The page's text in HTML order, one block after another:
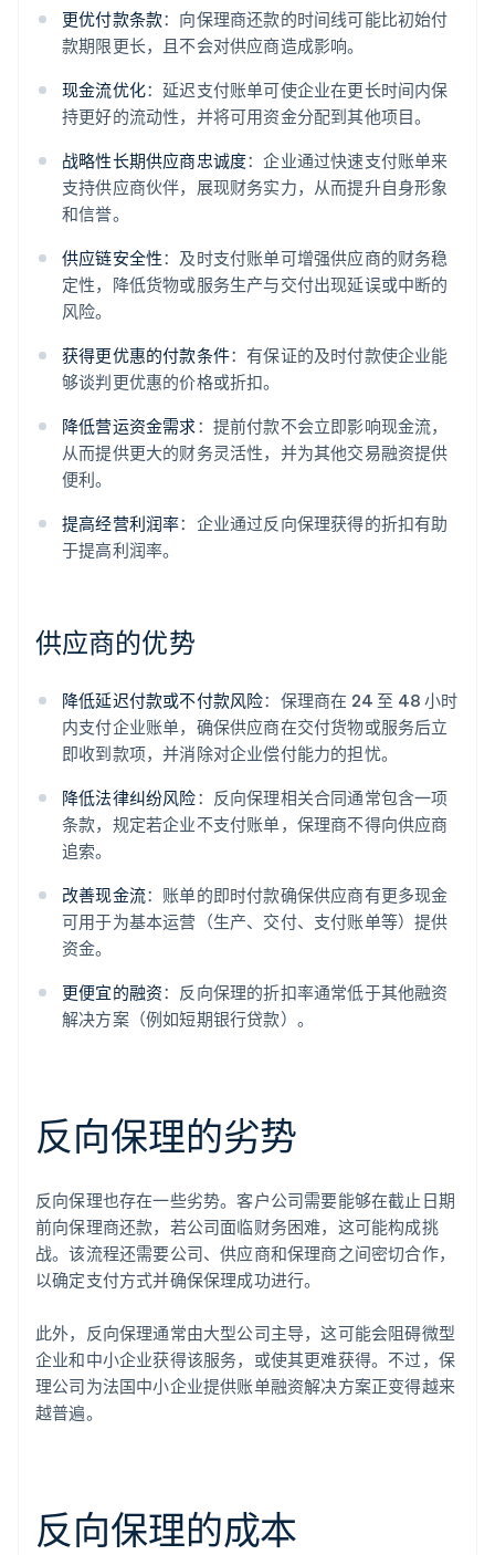
更优付款条款：向保理商还款的时间线可能比初始付
款期限更长，且不会对供应商造成影响。
现金流优化：延迟支付账单可使企业在更长时间内保
持更好的流动性，并将可用资金分配到其他项目。
战略性长期供应商忠诚度：企业通过快速支付账单来
支持供应商伙伴，展现财务实力，从而提升自身形象
和信誉。
供应链安全性：及时支付账单可增强供应商的财务稳
定性，降低货物或服务生产与交付出现延误或中断的
风险。
获得更优惠的付款条件：有保证的及时付款使企业能
够谈判更优惠的价格或折扣。
降低营运资金需求：提前付款不会立即影响现金流，
从而提供更大的财务灵活性，并为其他交易融资提供
便利。
提高经营利润率：企业通过反向保理获得的折扣有助
于提高利润率。
供应商的优势
降低延迟付款或不付款风险：保理商在 24 至 48 小时
内支付企业账单，确保供应商在交付货物或服务后立
即收到款项，并消除对企业偿付能力的担忧。
降低法律纠纷风险：反向保理相关合同通常包含一项
条款，规定若企业不支付账单，保理商不得向供应商
追索。
改善现金流：账单的即时付款确保供应商有更多现金
可用于为基本运营（生产、交付、支付账单等）提供
资金。
更便宜的融资：反向保理的折扣率通常低于其他融资
解决方案（例如短期银行贷款）。
反向保理的劣势
反向保理也存在一些劣势。客户公司需要能够在截止日期
前向保理商还款，若公司面临财务困难，这可能构成挑
战。该流程还需要公司、供应商和保理商之间密切合作，
以确定支付方式并确保保理成功进行。
此外，反向保理通常由大型公司主导，这可能会阻碍微型
企业和中小企业获得该服务，或使其更难获得。不过，保
理公司为法国中小企业提供账单融资解决方案正变得越来
越普遍。
反向保理的成本